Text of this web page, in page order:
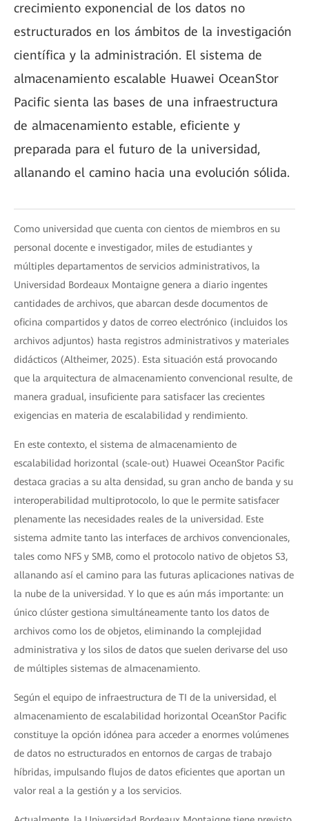
crecimiento exponencial de los datos no
estructurados en los ámbitos de la investigación
científica y la administración. El sistema de
almacenamiento escalable Huawei OceanStor
Pacific sienta las bases de una infraestructura
de almacenamiento estable, eficiente y
preparada para el futuro de la universidad,
allanando el camino hacia una evolución sólida.
Como universidad que cuenta con cientos de miembros en su
personal docente e investigador, miles de estudiantes y
múltiples departamentos de servicios administrativos, la
Universidad Bordeaux Montaigne genera a diario ingentes
cantidades de archivos, que abarcan desde documentos de
oficina compartidos y datos de correo electrónico (incluidos los
archivos adjuntos) hasta registros administrativos y materiales
didácticos (Altheimer, 2025). Esta situación está provocando
que la arquitectura de almacenamiento convencional resulte, de
manera gradual, insuficiente para satisfacer las crecientes
exigencias en materia de escalabilidad y rendimiento.
En este contexto, el sistema de almacenamiento de
escalabilidad horizontal (scale-out) Huawei OceanStor Pacific
destaca gracias a su alta densidad, su gran ancho de banda y su
interoperabilidad multiprotocolo, lo que le permite satisfacer
plenamente las necesidades reales de la universidad. Este
sistema admite tanto las interfaces de archivos convencionales,
tales como NFS y SMB, como el protocolo nativo de objetos S3,
allanando así el camino para las futuras aplicaciones nativas de
la nube de la universidad. Y lo que es aún más importante: un
único clúster gestiona simultáneamente tanto los datos de
archivos como los de objetos, eliminando la complejidad
administrativa y los silos de datos que suelen derivarse del uso
de múltiples sistemas de almacenamiento.
Según el equipo de infraestructura de TI de la universidad, el
almacenamiento de escalabilidad horizontal OceanStor Pacific
constituye la opción idónea para acceder a enormes volúmenes
de datos no estructurados en entornos de cargas de trabajo
híbridas, impulsando flujos de datos eficientes que aportan un
valor real a la gestión y a los servicios.